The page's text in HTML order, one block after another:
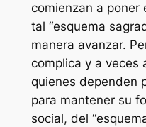
comienzan a poner
tal “esquema
manera avanzar.
complica y a veces
quienes dependen
para mantener su
social, del